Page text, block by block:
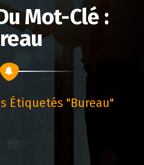
Mot-Clé :
Étiquetés "bureau"